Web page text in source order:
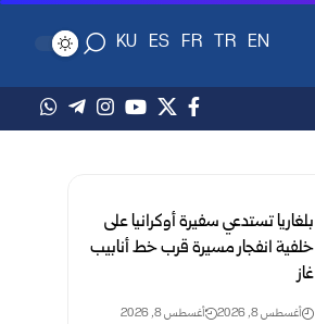
EN
TR
FR
ES
KU
بلغاريا تستدعي سفيرة أوكرانيا على
خلفية انفجار مسيرة قرب خط أنابيب
غاز
أغسطس 8, 2026 أغسطس 8, 2026